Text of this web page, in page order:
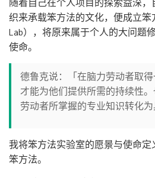
随着自己在个人项目的探索益深，
织来承载笨方法的文化，便成立笨
Lab），将原来属于个人的大问题
使命。
德鲁克说：「在脑力劳动者取
才能为他们提供所需的持续性
劳动者所掌握的专业知识转化为
我将笨方法实验室的愿景与使命
笨方法。